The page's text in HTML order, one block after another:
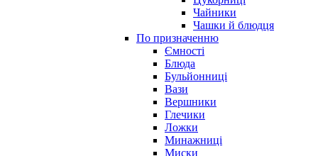
Чайники
Чашки й блюдця
По призначенню
Ємності
Блюда
Бульйонниці
Вази
Вершники
Глечики
Ложки
Минажниці
Миски